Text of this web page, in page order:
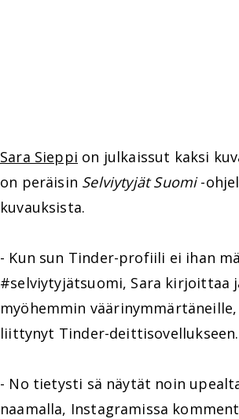
Sara Sieppi on julkaissut kaksi
on peräisin Selviytyjät Suomi-
kuvauksista.
- Kun sun Tinder-profiili ei ihan
#selviytyjätsuomi, Sara kirjoittaa
myöhemmin
liittynyt Tinder-deittisovellukseen.
- No tietysti sä näytät noin
naamalla, Instagramissa